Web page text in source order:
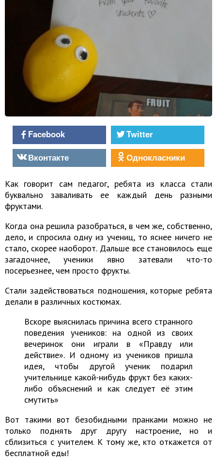
Facebook
Twitter
Вконтакте
Однокласники
Как говорит сам педагог, ребята из класса стали
буквально заваливать ее каждый день разными
фруктами.
Когда она решила разобраться, в чем же, собственно,
дело, и спросила одну из учениц, то яснее ничего не
стало, скорее наоборот. Дальше все становилось еще
загадочнее, ученики явно затевали что-то
посерьезнее, чем просто фрукты.
Стали задействоваться подношения, которые ребята
делали в различных костюмах.
Вскоре выяснилась причина всего странного
поведения учеников: на одной из своих
вечеринок они играли в «Правду или
действие». И одному из учеников пришла
идея, чтобы другой ученик подарил
учительнице какой-нибудь фрукт без каких-
либо объяснений и как следует её этим
смутить»
Вот такими вот безобидными пранками можно не
только поднять друг другу настроение, но и
сблизиться с учителем. К тому же, кто откажется от
бесплатной еды!